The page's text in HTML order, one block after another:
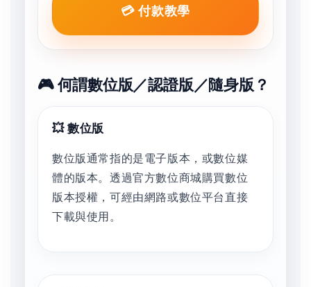
💳 付款教學
🎮 何謂數位版／認證版／隨身版？
💥 數位版
數位版通常指的是電子版本，或數位媒
體的版本。透過官方數位商城購買數位
版本授權，可經由網路或數位平台直接
下載與使用。